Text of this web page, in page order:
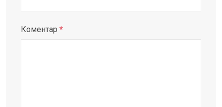
Коментар *